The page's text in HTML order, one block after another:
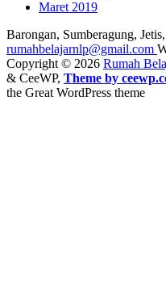
Maret 2019
Barongan, Sumberagung,
rumahbelajarnlp@gmail.com
Copyright © 2026 Rumah
& CeeWP, Theme by
the Great WordPress theme